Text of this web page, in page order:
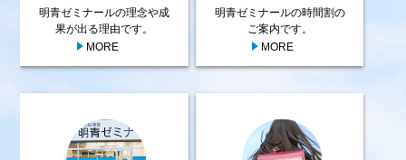
明青ゼミナールの理念や成
果が出る理由です。
MORE
明青ゼミナールの時間割の
ご案内です。
MORE